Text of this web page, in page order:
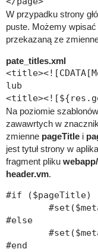
W przypadku strony
puste. Możemy wpisać
przekazaną ze
pate_titles.xml
lub
Na poziomie
zawawrtych w
zmienne pageTitlei
jest tytuł strony w
fragment pliku
header.vm.
#if ($pageTitle)
#else